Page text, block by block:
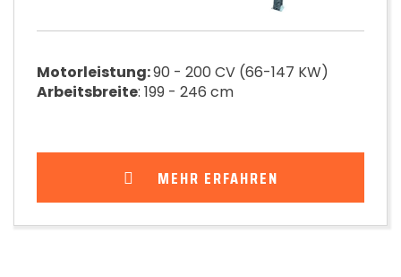
Motorleistung:90 - 200 CV (66-147 KW)
Arbeitsbreite: 199 - 246 cm
MEHR ERFAHREN